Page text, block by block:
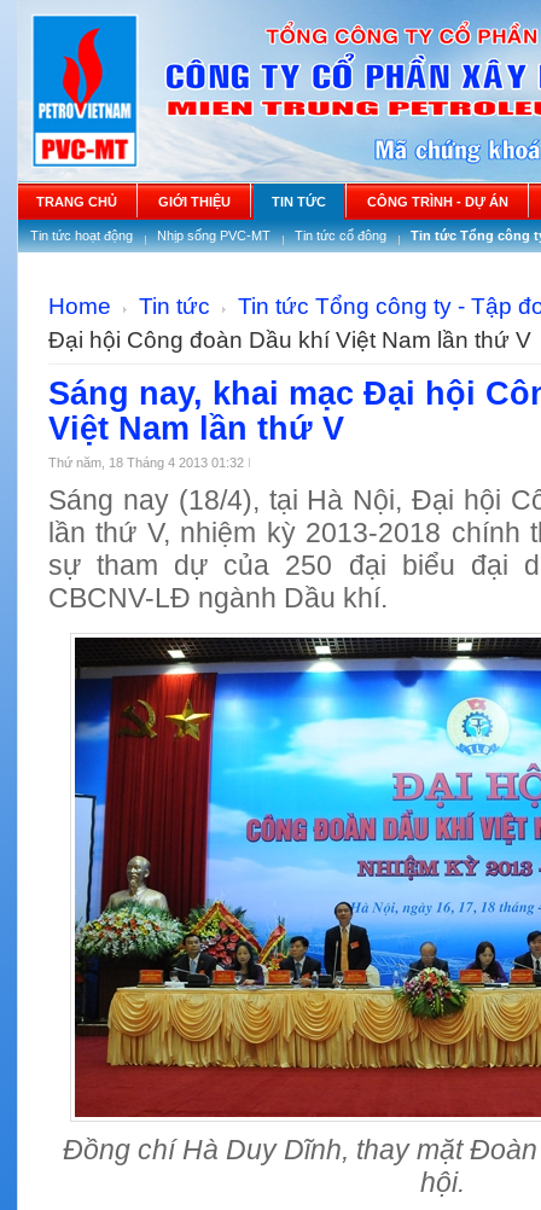
TRANG CHỦ GIỚI THIỆU TIN TỨC CÔNG TRÌNH - DỰ ÁN
Tin tức hoạt động Nhịp sống PVC-MT Tin tức cổ đông Tin tức Tổng công
Home Tin tức
Tin tức Tổng công ty - Tập
Đại hội Công đoàn Dầu khí Việt Nam lần thứ V
Sáng nay, khai mạc Đại hội
Việt Nam lần thứ V
Thứ năm, 18 Tháng 4 2013 01:32
Sáng nay (18/4), tại Hà Nội, Đại hội
lần thứ V, nhiệm kỳ 2013-2018
sự tham dự của 250 đại biểu đại
CBCNV-LĐ ngành Dầu khí.
Đồng chí Hà Duy Dĩnh, thay mặt
hội.